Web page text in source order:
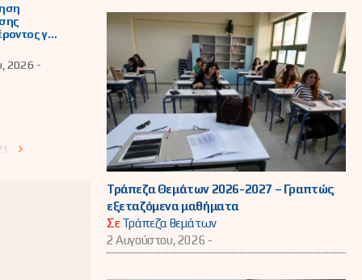
για
που
να
2026 -
Τράπεζα Θεμάτων 2026-2027 – Γραπτώς
εξεταζόμενα μαθήματα
ΣεΤράπεζα θεμάτων
2 Αυγούστου, 2026 -